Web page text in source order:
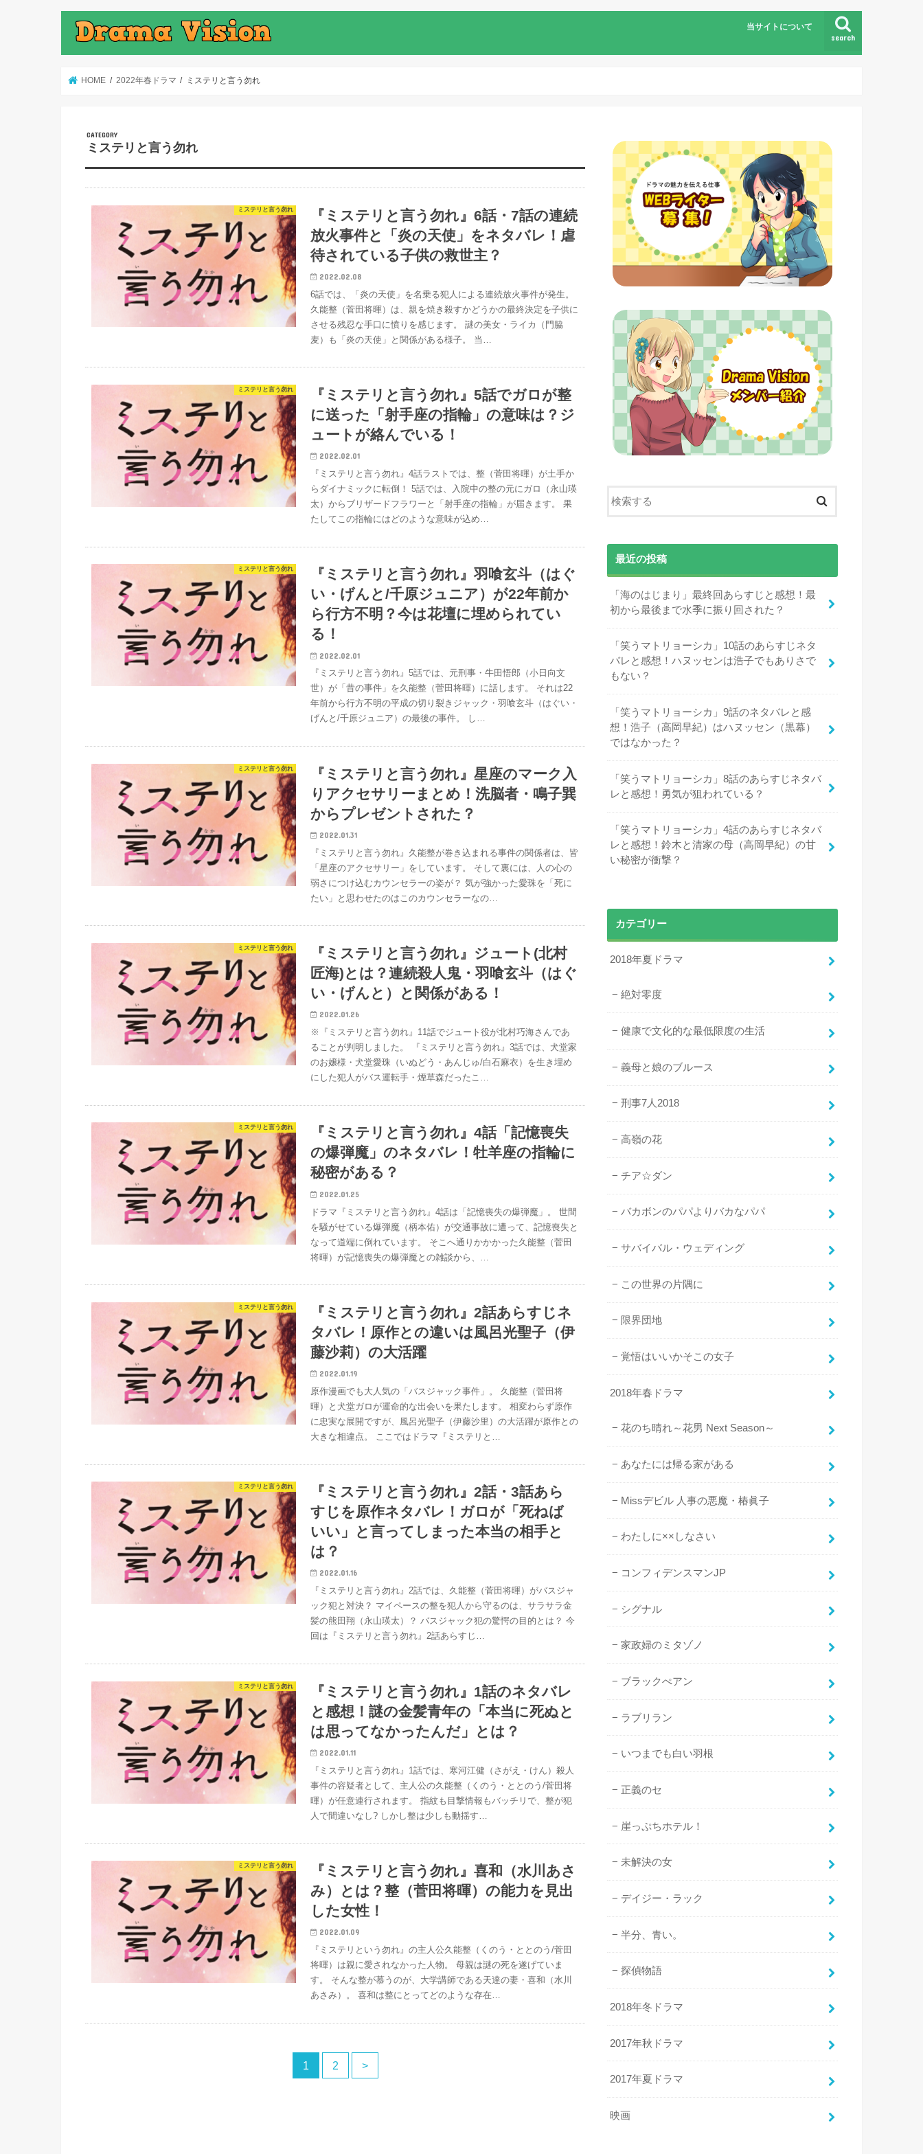
search
当サイトについて
HOME 2022年春ドラマ ミステリと言う勿れ
ミステリと言う勿れ
ミステリと言う勿れ
『ミステリと言う勿れ』6話・7話の連続
放火事件と「炎の天使」をネタバレ！虐
待されている子供の救世主？
2022.02.08
6話では、「炎の天使」を名乗る犯人による連続放火事件が発生。
久能整（菅田将暉）は、親を焼き殺すかどうかの最終決定を子供に
させる残忍な手口に憤りを感じます。 謎の美女・ライカ（門脇
麦）も「炎の天使」と関係がある様子。 当…
ミステリと言う勿れ
『ミステリと言う勿れ』5話でガロが整
に送った「射手座の指輪」の意味は？ジ
ュートが絡んでいる！
2022.02.01
『ミステリと言う勿れ』4話ラストでは、整（菅田将暉）が土手か
らダイナミックに転倒！ 5話では、入院中の整の元にガロ（永山瑛
太）からブリザードフラワーと「射手座の指輪」が届きます。 果
たしてこの指輪にはどのような意味が込め…
ミステリと言う勿れ
『ミステリと言う勿れ』羽喰玄斗（はぐ
い・げんと/千原ジュニア）が22年前か
ら行方不明？今は花壇に埋められてい
る！
2022.02.01
『ミステリと言う勿れ』5話では、元刑事・牛田悟郎（小日向文
世）が「昔の事件」を久能整（菅田将暉）に話します。 それは22
年前から行方不明の平成の切り裂きジャック・羽喰玄斗（はぐい・
げんと/千原ジュニア）の最後の事件。 し…
ミステリと言う勿れ
『ミステリと言う勿れ』星座のマーク入
りアクセサリーまとめ！洗脳者・鳴子巽
からプレゼントされた？
2022.01.31
『ミステリと言う勿れ』久能整が巻き込まれる事件の関係者は、皆
「星座のアクセサリー」をしています。 そして裏には、人の心の
弱さにつけ込むカウンセラーの姿が？ 気が強かった愛珠を「死に
たい」と思わせたのはこのカウンセラーなの…
ミステリと言う勿れ
『ミステリと言う勿れ』ジュート(北村
匠海)とは？連続殺人鬼・羽喰玄斗（はぐ
い・げんと）と関係がある！
2022.01.26
※『ミステリと言う勿れ』11話でジュート役が北村巧海さんであ
ることが判明しました。 『ミステリと言う勿れ』3話では、犬堂家
のお嬢様・犬堂愛珠（いぬどう・あんじゅ/白石麻衣）を生き埋め
にした犯人がバス運転手・煙草森だったこ…
ミステリと言う勿れ
『ミステリと言う勿れ』4話「記憶喪失
の爆弾魔」のネタバレ！牡羊座の指輪に
秘密がある？
2022.01.25
ドラマ『ミステリと言う勿れ』4話は「記憶喪失の爆弾魔」。 世間
を騒がせている爆弾魔（柄本佑）が交通事故に遭って、記憶喪失と
なって道端に倒れています。 そこへ通りかかかった久能整（菅田
将暉）が記憶喪失の爆弾魔との雑談から、…
ミステリと言う勿れ
『ミステリと言う勿れ』2話あらすじネ
タバレ！原作との違いは風呂光聖子（伊
藤沙莉）の大活躍
2022.01.19
原作漫画でも大人気の「バスジャック事件」。 久能整（菅田将
暉）と犬堂ガロが運命的な出会いを果たします。 相変わらず原作
に忠実な展開ですが、風呂光聖子（伊藤沙里）の大活躍が原作との
大きな相違点。 ここではドラマ『ミステリと…
ミステリと言う勿れ
『ミステリと言う勿れ』2話・3話あら
すじを原作ネタバレ！ガロが「死ねば
いい」と言ってしまった本当の相手と
は？
2022.01.16
『ミステリと言う勿れ』2話では、久能整（菅田将暉）がバスジャ
ック犯と対決？ マイペースの整を犯人から守るのは、サラサラ金
髪の熊田翔（永山瑛太）？ バスジャック犯の驚愕の目的とは？ 今
回は『ミステリと言う勿れ』2話あらすじ…
ミステリと言う勿れ
『ミステリと言う勿れ』1話のネタバレ
と感想！謎の金髪青年の「本当に死ぬと
は思ってなかったんだ」とは？
2022.01.11
『ミステリと言う勿れ』1話では、寒河江健（さがえ・けん）殺人
事件の容疑者として、主人公の久能整（くのう・ととのう/菅田将
暉）が任意連行されます。 指紋も目撃情報もバッチリで、整が犯
人で間違いなし? しかし整は少しも動揺す…
ミステリと言う勿れ
『ミステリと言う勿れ』喜和（水川あさ
み）とは？整（菅田将暉）の能力を見出
した女性！
2022.01.09
『ミステリという勿れ』の主人公久能整（くのう・ととのう/菅田
将暉）は親に愛されなかった人物。 母親は謎の死を遂げていま
す。 そんな整が慕うのが、大学講師である天達の妻・喜和（水川
あさみ）。 喜和は整にとってどのような存在…
1 2 >
最近の投稿
「海のはじまり」最終回あらすじと感想！最
初から最後まで水季に振り回された？
「笑うマトリョーシカ」10話のあらすじネタ
バレと感想！ハヌッセンは浩子でもありさで
もない？
「笑うマトリョーシカ」9話のネタバレと感
想！浩子（高岡早紀）はハヌッセン（黒幕）
ではなかった？
「笑うマトリョーシカ」8話のあらすじネタバ
レと感想！勇気が狙われている？
「笑うマトリョーシカ」4話のあらすじネタバ
レと感想！鈴木と清家の母（高岡早紀）の甘
い秘密が衝撃？
カテゴリー
2018年夏ドラマ
絶対零度
健康で文化的な最低限度の生活
義母と娘のブルース
刑事7人2018
高嶺の花
チア☆ダン
バカボンのパパよりバカなパパ
サバイバル・ウェディング
この世界の片隅に
限界団地
覚悟はいいかそこの女子
2018年春ドラマ
花のち晴れ～花男 Next Season～
あなたには帰る家がある
Missデビル 人事の悪魔・椿眞子
わたしに××しなさい
コンフィデンスマンJP
シグナル
家政婦のミタゾノ
ブラックぺアン
ラブリラン
いつまでも白い羽根
正義のセ
崖っぷちホテル！
未解決の女
デイジー・ラック
半分、青い。
探偵物語
2018年冬ドラマ
2017年秋ドラマ
2017年夏ドラマ
映画